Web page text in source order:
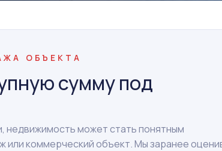
ОБЪЕКТА
сумму под
недвижимость может стать понятным
или коммерческий объект. Мы заранее